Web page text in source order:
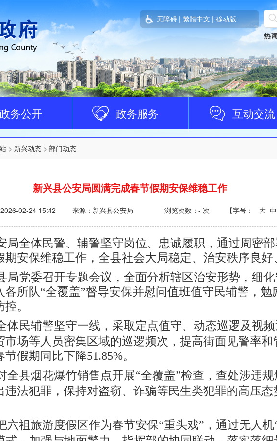
无障碍 | 繁體中文 | 移动版
热
政务公开 政务服务 互动交流
> 新兴动态 > 部门动态
新兴县公安局圆满完成春节假期安保维稳工作
2026-02-24 15:42 来源：新兴县公安局 浏览次数： - 次 【字号： 大 中
局全体民警、辅警坚守岗位、忠诚履职，通过周密
期安保维稳工作 ，全县社会大局稳定、治安秩序良好
局党委召开专题会议，全面分析辖区治安形势，细
所队“全覆盖”督导安保并慰问值班值守民辅警，
。
体民辅警坚守一线，采取定点值守、动态巡逻及视
场等人员密集区域的巡逻频次，提高街面见警率
假期同比下降51.85%。
全县烟花爆竹销售点开展“全覆盖”检查，查处涉违
法犯罪，保持对盗窃、诈骗等民生类犯罪的高压
六祖旅游度假区作为春节安保“重头戏”，通过无人